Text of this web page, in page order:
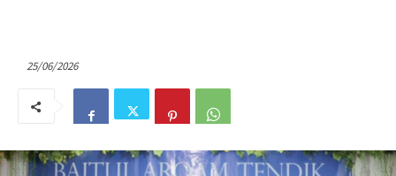
25/06/2026